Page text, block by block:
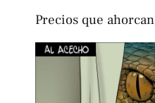
Precios que ahorcan